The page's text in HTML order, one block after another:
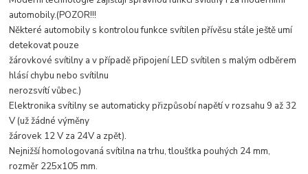
automobily.(POZOR!!!
Některé automobily s kontrolou funkce svítilen přívěsu stále ještě umí
detekovat pouze
žárovkové svítilny a v případě připojení LED svítilen s malým odběrem
hlásí chybu nebo svítilnu
nerozsvítí vůbec.)
Elektronika svítilny se automaticky přizpůsobí napětí v rozsahu 9 až 32
V (už žádné výměny
žárovek 12 V za 24V a zpět).
Nejnižší homologovaná svítilna na trhu, tloušťka pouhých 24 mm,
rozměr 225x105 mm.